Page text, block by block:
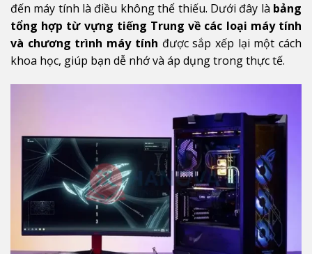
đến máy tính là điều không thể thiếu. Dưới đây là bảng
tổng hợp từ vựng tiếng Trung về các loại máy tính
và chương trình máy tính được sắp xếp lại một cách
khoa học, giúp bạn dễ nhớ và áp dụng trong thực tế.